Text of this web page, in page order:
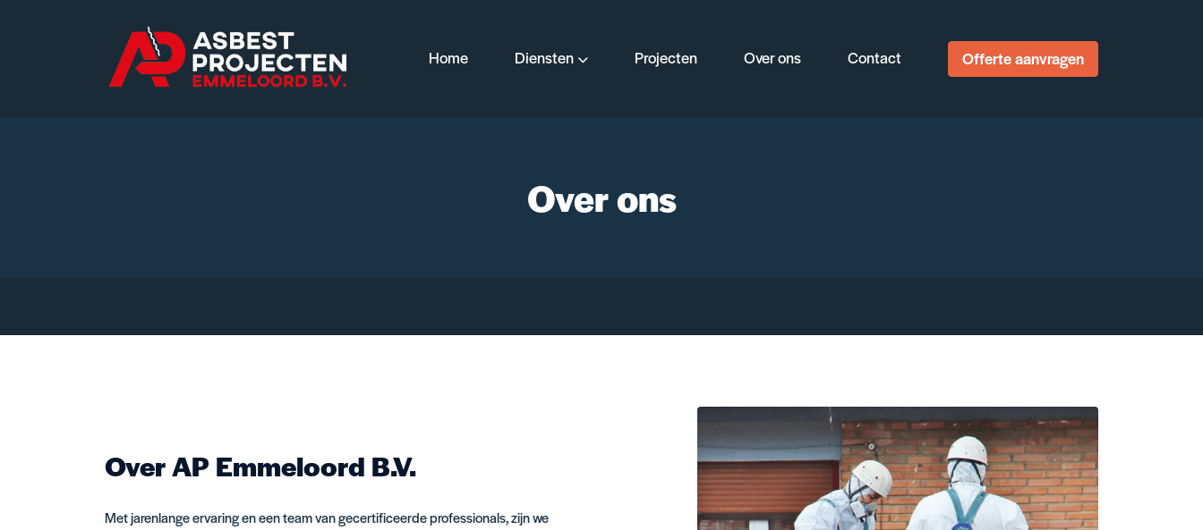
Home Diensten Projecten Over ons Contact Offerte aanvragen
Over ons
Over AP Emmeloord B.V.
Met jarenlange ervaring en een team van gecertificeerde professionals, zijn we